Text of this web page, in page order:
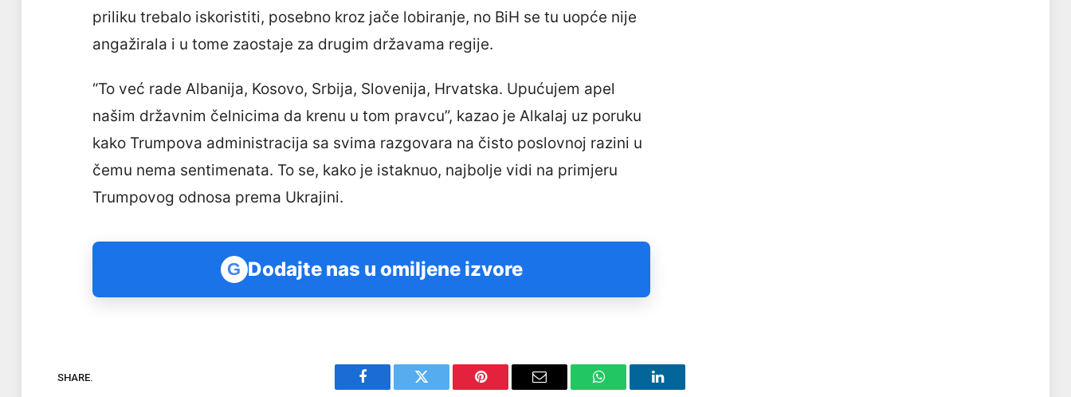
priliku trebalo iskoristiti, posebno kroz jače lobiranje, no BiH se tu uopće nije
angažirala i u tome zaostaje za drugim državama regije.
“To već rade Albanija, Kosovo, Srbija, Slovenija, Hrvatska. Upućujem apel
našim državnim čelnicima da krenu u tom pravcu”, kazao je Alkalaj uz poruku
kako Trumpova administracija sa svima razgovara na čisto poslovnoj razini u
čemu nema sentimenata. To se, kako je istaknuo, najbolje vidi na primjeru
Trumpovog odnosa prema Ukrajini.
G Dodajte nas u omiljene izvore
SHARE.
Facebook Twitter Pinterest Email WhatsAppLinkedIn